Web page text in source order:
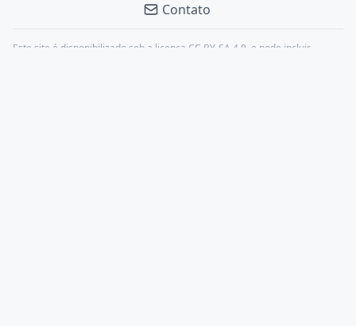
Contato
Este site é disponibilizado sob a licença CC BY-SA 4.0 , e pode incluir